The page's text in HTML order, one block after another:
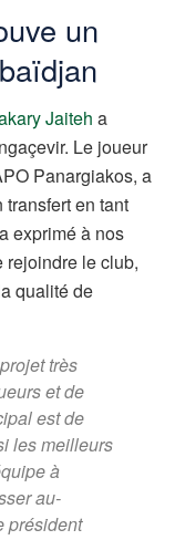
un
Jaiteh a
Le joueur
Panargiakos, a
en tant
exprimé à nos
rejoindre le club,
qualité de
très
et de
est de
les meilleurs
à
au-
président